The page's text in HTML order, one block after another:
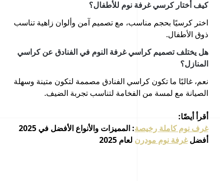
كيف أختار كرسي غرفة نوم للأطفال؟
اختر كرسيًا بحجم مناسب، مع تصميم آمن وألوان زاهية تناسب
ذوق الأطفال.
هل يختلف تصميم كراسي غرفة النوم في الفنادق عن كراسي
المنازل؟
نعم، غالبًا ما تكون كراسي الفنادق مصممة لتكون متينة وسهلة
الصيانة مع لمسة من الفخامة لتناسب تجربة الضيف.
أقرأ أيضًا:
غرف نوم كاملة رخيصة: المميزات والأنواع الأفضل في 2025
أفضلغرفة نوم مودرن لعام 2025